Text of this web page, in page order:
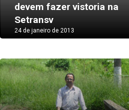
devem fazer vistoria na
Setransv
24 de janeiro de 2013